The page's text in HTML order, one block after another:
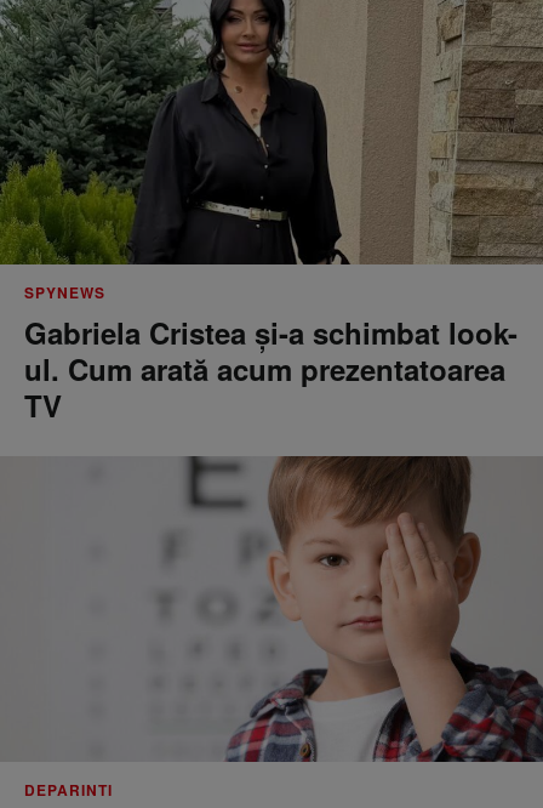
SPYNEWS
Gabriela Cristea și-a schimbat look-
ul. Cum arată acum prezentatoarea
TV
DEPARINTI